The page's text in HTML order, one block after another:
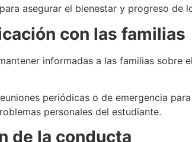
asegurar el bienestar y progreso de
con las familias
informadas a las familias sobre
periódicas o de emergencia
personales del estudiante.
de la conducta